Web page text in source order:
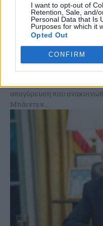
I want to opt-out of
Retention, Sale, and/
Personal Data that Is
Purposes for which it
Opted Out
CONFIRM
Τραμπ: Θα ακυρώσω
των γεωτρήσεων
σε μια μεγάλη
Ο Ντόναλντ Τραμπ
απαγόρευση που
Μπάιντεν...